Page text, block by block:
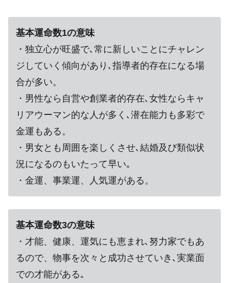
基本運命数1の意味
・独立心が旺盛で､常に新しいことにチャレン
ジしていく傾向があり､指導者的存在になる場
合が多い。
・男性なら自営や創業者的存在､女性ならキャ
リアウーマン的な人が多く､潜在能力も多彩で
金運もある。
・男女とも周囲を楽しくさせ､結婚及び類似状
況になるのもいたって早い｡
・金運、事業運、人気運がある。
基本運命数3の意味
・才能、健康、運気にも恵まれ､努力家でもあ
るので、物事を次々と成功させていき､実業面
での才能がある｡